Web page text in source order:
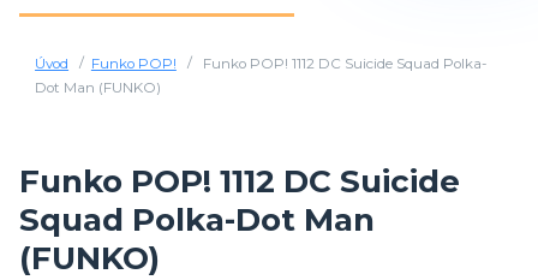
Úvod Funko POP!
Funko POP! 1112 DC Suicide Squad Polka-
Dot Man (FUNKO)
Funko POP! 1112 DC Suicide
Squad Polka-Dot Man
(FUNKO)